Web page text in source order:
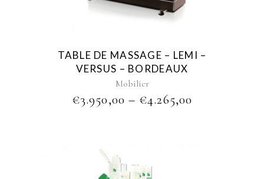
The
options
chosen
on
the
product
TABLE DE MASSAGE – LEMI –
VERSUS – BORDEAUX
Mobilier
€3.950,00 – €4.265,00